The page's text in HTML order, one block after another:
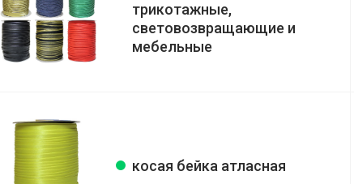
трикотажные,
световозвращающие и
мебельные
косая бейка атласная